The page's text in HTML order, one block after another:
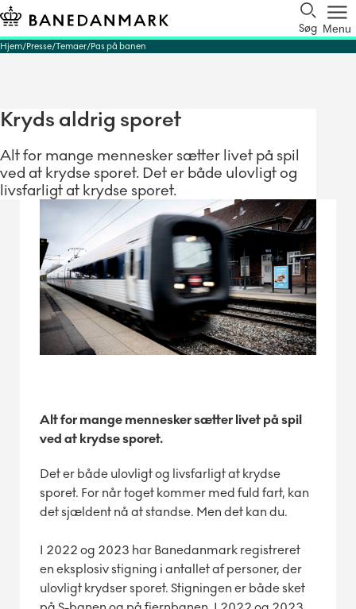
Søg Menu
Hjem Presse Temaer Pas på banen
Kryds aldrig sporet
Alt for mange mennesker sætter livet på spil
ved at krydse sporet. Det er både ulovligt og
livsfarligt at krydse sporet.
Alt for mange mennesker sætter livet på spil
ved at krydse sporet.
Det er både ulovligt og livsfarligt at krydse
sporet. For når toget kommer med fuld fart, kan
det sjældent nå at standse. Men det kan du.
I 2022 og 2023 har Banedanmark registreret
en eksplosiv stigning i antallet af personer, der
ulovligt krydser sporet. Stigningen er både sket